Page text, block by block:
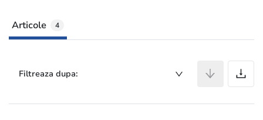
Articole 4
Filtreaza dupa: